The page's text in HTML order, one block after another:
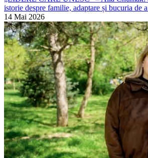
istorie despre familie, adaptare și bucuria de
14 Mai 2026